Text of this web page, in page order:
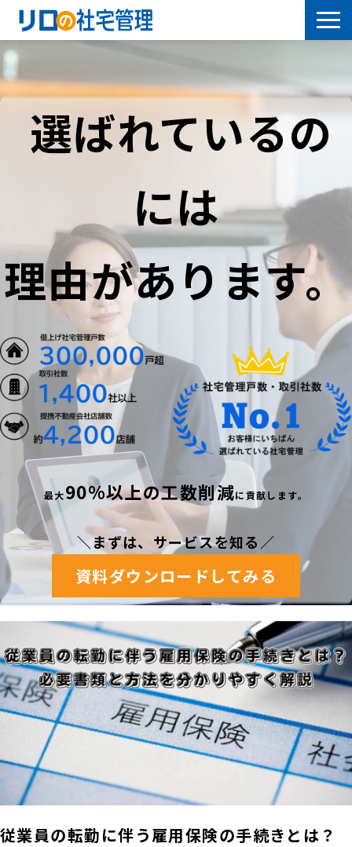
借上社宅プラン
導入事例
社宅について学ぶ
よくあるご質問
セミナー
選ばれているの
には
理由があります。
最大90%以上の工数削減に貢献します。
＼まずは、サービスを知る ／
資料ダウンロードしてみる
従業員の転勤に伴う雇用保険の手続きとは？